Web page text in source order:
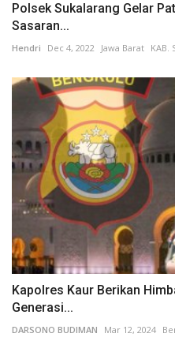
Polsek Sukalarang Gelar
Sasaran...
Hendri Dec 4, 2022 Jawa Barat KAB.
Kapolres Kaur Berikan
Generasi...
DARSONO BUDIMAN Mar 12, 2024